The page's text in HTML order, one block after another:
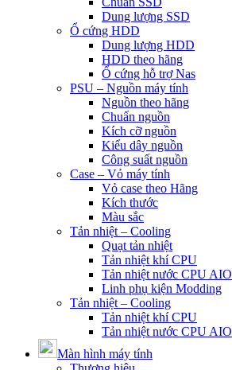
Dung lượng SSD
Ổ cứng HDD
Dung lượng HDD
HDD theo hãng
Ổ cứng hỗ trợ Nas
PSU – Nguồn máy tính
Nguồn theo hãng
Chuẩn nguồn
Kích cỡ nguồn
Kiểu dây nguồn
Công suất nguồn
Case – Vỏ máy tính
Vỏ case theo Hãng
Kích thước
Màu sắc
Tản nhiệt – Cooling
Quạt tản nhiệt
Tản nhiệt khí CPU
Tản nhiệt nước CPU AIO
Linh phụ kiện Modding
Tản nhiệt – Cooling
Tản nhiệt khí CPU
Tản nhiệt nước CPU AIO
Màn hình máy tính